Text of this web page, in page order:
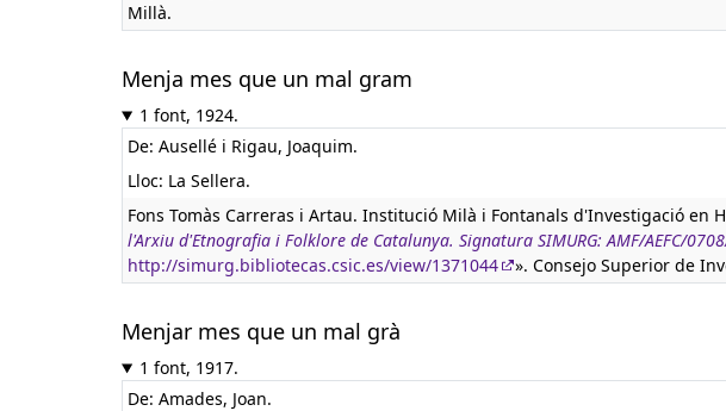
Millà.
Menja mes que un mal gram
1 font, 1924.
De: Ausellé i Rigau, Joaquim.
Lloc: La Sellera.
Fons Tomàs Carreras i Artau. Institució Milà i Fontanals d'Investigació en
l'Arxiu d'Etnografia i Folklore de Catalunya. Signatura SIMURG: AMF/AEFC/
http://simurg.bibliotecas.csic.es/view/1371044
». Consejo Superior de
Menjar mes que un mal grà
1 font, 1917.
De: Amades, Joan.